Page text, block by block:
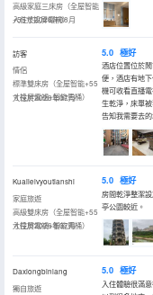
高級家庭三床房（全屋智能
+55寸投屏電視）
入住於2026年08月
訪客
情侶
標準雙床房（全屋智能+55
寸投屏電視+智能馬桶）
入住於2026年07月
5.0 極好
酒店位置位於
便，酒店有地
機可收看直播
生乾淨，床單
告知我需要去
Kuailelvyoutianshi
家庭旅遊
高級雙床房（全屋智能+55
寸投屏電視+智能馬桶）
入住於2026年07月
5.0 極好
房間乾淨整潔
亭公園較近。
Daxiongbinlang
獨自旅遊
5.0 極好
入住體驗很滿